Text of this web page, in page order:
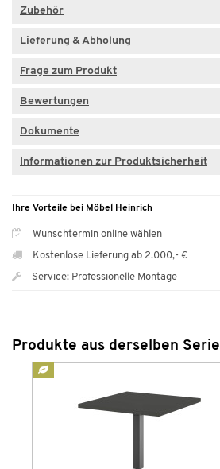
Zubehör
Lieferung & Abholung
Frage zum Produkt
Bewertungen
Dokumente
Informationen zur Produktsicherheit
Ihre Vorteile bei Möbel Heinrich
Wunschtermin online wählen
Kostenlose Lieferung ab 2.000,- €
Service: Professionelle Montage
Produkte aus derselben Serie